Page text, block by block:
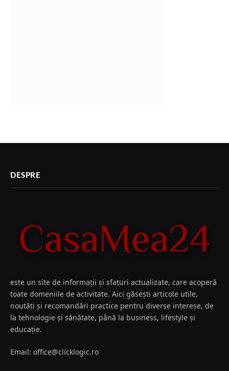
DESPRE
este un site de informații și sfaturi actualizate, care acoperă
toate domeniile de activitate. Aici găsești articole utile,
noutăți și recomandări practice pentru diverse interese, de
la tehnologie și sănătate, până la business, lifestyle și
educație.
Email: office@clicklogic.ro